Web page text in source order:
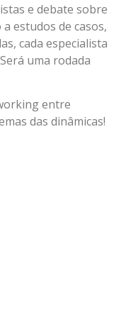
e debate sobre
estudos de casos,
cada especialista
uma rodada
entre
das dinâmicas!